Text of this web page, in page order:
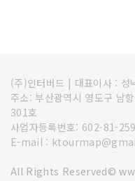
(주)인터버드 | 대표이사 : 성
주소: 부산광역시 영도구 남
301호
사업자등록번호: 602-81-
E-mail :
All Rights Reserved©